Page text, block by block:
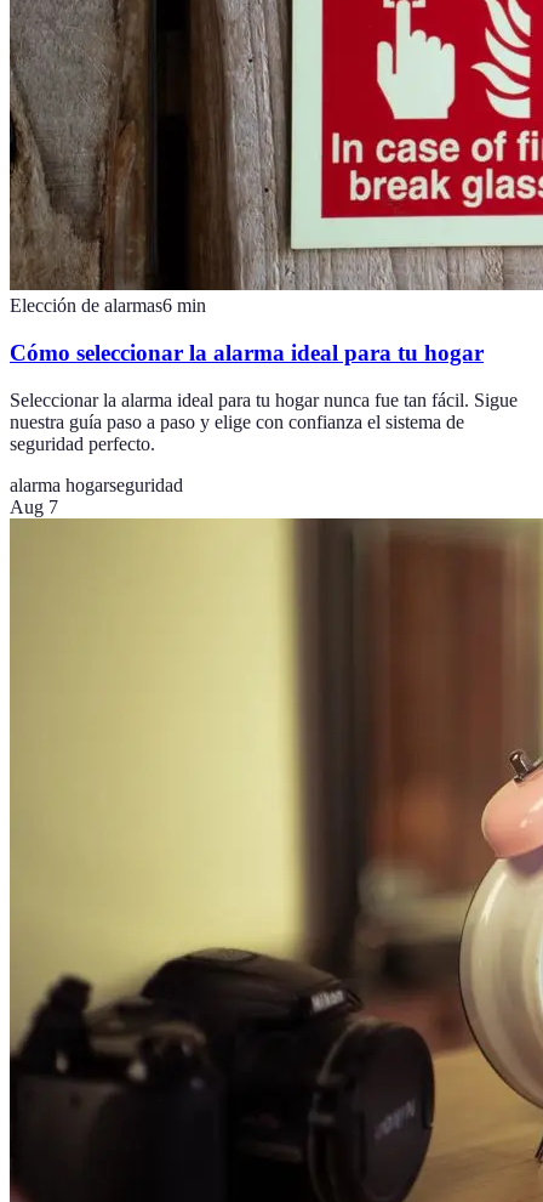
Elección de alarmas6 min
Cómo seleccionar la alarma ideal para tu hogar
Seleccionar la alarma ideal para tu hogar nunca fue tan fácil. Sigue
nuestra guía paso a paso y elige con confianza el sistema de
seguridad perfecto.
alarma hogarseguridad
Aug 7